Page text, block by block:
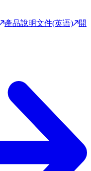
產品說明文件(英语)
開